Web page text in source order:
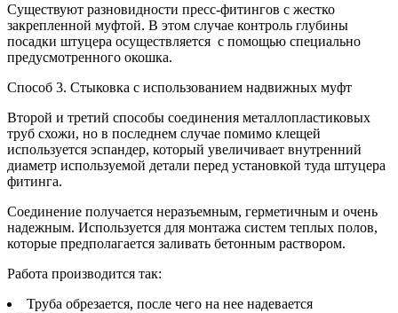
Существуют разновидности пресс-фитингов с жестко
закрепленной муфтой. В этом случае контроль глубины
посадки штуцера осуществляется с помощью специально
предусмотренного окошка.
Способ 3. Стыковка с использованием надвижных муфт
Второй и третий способы соединения металлопластиковых
труб схожи, но в последнем случае помимо клещей
используется эспандер, который увеличивает внутренний
диаметр используемой детали перед установкой туда штуцера
фитинга.
Соединение получается неразъемным, герметичным и очень
надежным. Используется для монтажа систем теплых полов,
которые предполагается заливать бетонным раствором.
Работа производится так:
Труба обрезается, после чего на нее надевается